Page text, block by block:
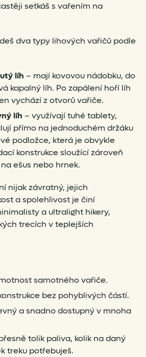
setkáš s vařením na
dva typy lihových vařičů podle
líh – mají kovovou nádobku, do
kapalný líh. Po zapálení hoří líh
vychází z otvorů vařiče.
líh – využívají tuhé tablety,
přímo na jednoduchém držáku
podložce, která je obvykle
konstrukce sloužící zároveň
ešus nebo hrnek.
nijak závratný, jejich
a spolehlivost je činí
a ultralight hikery,
trecích v teplejších
samotného vařiče.
bez pohyblivých částí.
a snadno dostupný v mnoha
tolik paliva, kolik na daný
treku potřebuješ.